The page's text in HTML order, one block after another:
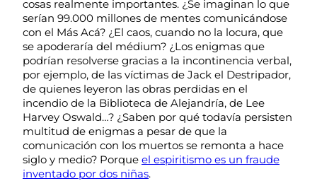
cosas realmente importantes. ¿Se imaginan lo que
serían 99.000 millones de mentes comunicándose
con el Más Acá? ¿El caos, cuando no la locura, que
se apoderaría del médium? ¿Los enigmas que
podrían resolverse gracias a la incontinencia verbal,
por ejemplo, de las víctimas de Jack el Destripador,
de quienes leyeron las obras perdidas en el
incendio de la Biblioteca de Alejandría, de Lee
Harvey Oswald…? ¿Saben por qué todavía persisten
multitud de enigmas a pesar de que la
comunicación con los muertos se remonta a hace
siglo y medio? Porque el espiritismo es un fraude
inventado por dos niñas.